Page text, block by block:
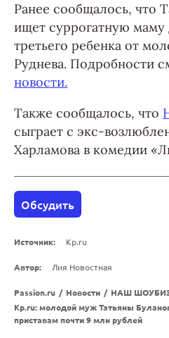
Ранее сообщалось, что
ищет суррогатную
третьего ребенка от
Руднева. Подробности
новости.
Также сообщалось, что
сыграет с экс-
Харламова в комедии
Обсудить
Источник: Kp.ru
Автор: Лия Новостная
Passion.ru / Новости / НАШ
Kp.ru: молодой муж Татьяны
приставам почти 9 млн рублей